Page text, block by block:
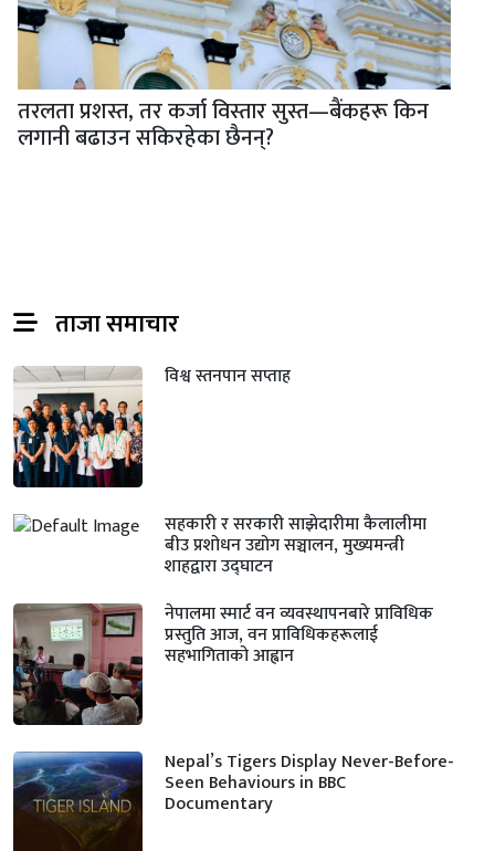
तरलता प्रशस्त, तर कर्जा विस्तार सुस्त—बैंकहरू किन
लगानी बढाउन सकिरहेका छैनन्?
ताजा समाचार
विश्व स्तनपान सप्ताह
सहकारी र सरकारी साझेदारीमा कैलालीमा
बीउ प्रशोधन उद्योग सञ्चालन, मुख्यमन्त्री
शाहद्वारा उद्घाटन
नेपालमा स्मार्ट वन व्यवस्थापनबारे प्राविधिक
प्रस्तुति आज, वन प्राविधिकहरूलाई
सहभागिताको आह्वान
Nepal’s Tigers Display Never-Before-
Seen Behaviours in BBC
Documentary